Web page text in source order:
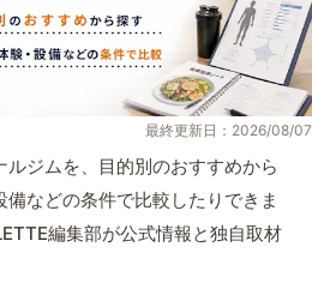
最終更新日：2026/08/07
ジムを、目的別のおすすめから
などの条件で比較したりできま
編集部が公式情報と独自取材